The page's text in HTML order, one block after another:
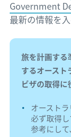
Government
最新の情報を
旅を計画する
するオースト
ビザの取得に
オースト
必ず取得し
参考にし